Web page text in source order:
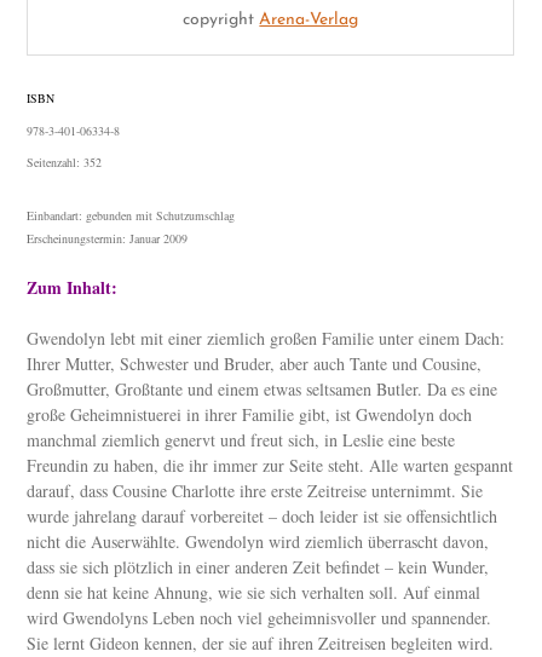
copyrightArena-Verlag
ISBN
978-3-401-06334-8
Seitenzahl:352
Einbandart: gebunden mit Schutzumschlag
Erscheinungstermin:Januar 2009
Zum Inhalt:
Gwendolyn lebt mit einer ziemlich großen Familie unter einem Dach:
Ihrer Mutter, Schwester und Bruder, aber auch Tante und Cousine,
Großmutter, Großtante und einem etwas seltsamen Butler. Da es eine
große Geheimnistuerei in ihrer Familie gibt, ist Gwendolyn doch
manchmal ziemlich genervt und freut sich, in Leslie eine beste
Freundin zu haben, die ihr immer zur Seite steht. Alle warten gespannt
darauf, dass Cousine Charlotte ihre erste Zeitreise unternimmt. Sie
wurde jahrelang darauf vorbereitet – doch leider ist sie offensichtlich
nicht die Auserwählte. Gwendolyn wird ziemlich überrascht davon,
dass sie sich plötzlich in einer anderen Zeit befindet – kein Wunder,
denn sie hat keine Ahnung, wie sie sich verhalten soll. Auf einmal
wird Gwendolyns Leben noch viel geheimnisvoller und spannender.
Sie lernt Gideon kennen, der sie auf ihren Zeitreisen begleiten wird.